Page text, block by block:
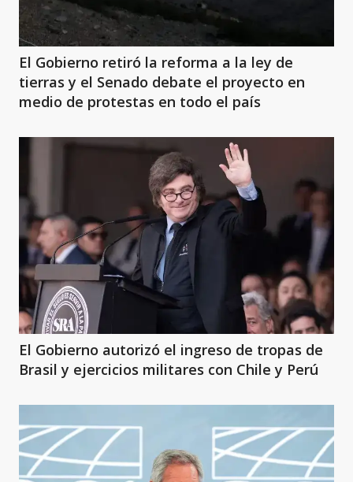
El Gobierno retiró la reforma a la ley de
tierras y el Senado debate el proyecto en
medio de protestas en todo el país
El Gobierno autorizó el ingreso de tropas de
Brasil y ejercicios militares con Chile y Perú